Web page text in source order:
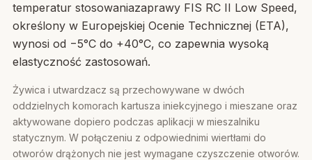
temperatur stosowaniazaprawy FIS RC II Low Speed,
określony w Europejskiej Ocenie Technicznej (ETA),
wynosi od −5°C do +40°C, co zapewnia wysoką
elastyczność zastosowań.
Żywica i utwardzacz są przechowywane w dwóch
oddzielnych komorach kartusza iniekcyjnego i mieszane oraz
aktywowane dopiero podczas aplikacji w mieszalniku
statycznym. W połączeniu z odpowiednimi wiertłami do
otworów drążonych nie jest wymagane czyszczenie otworów.